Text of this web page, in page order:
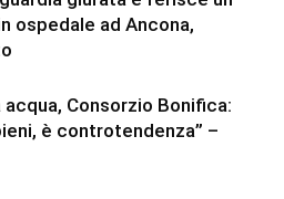
ospedale ad Ancona,
acqua, Consorzio Bonifica:
è controtendenza” –